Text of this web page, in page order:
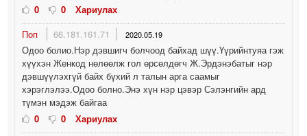
0
0
Хариулах
Поп
66.181.161.71 2020.05.19
Одоо болио.Нэр дэвшигч болчоод байхад шүү.Үүрийнтуяа гэж
хүүхэн Женкод нөлөөлж гол өрсөлдөгч Ж.Эрдэнэбатыг нэр
дэвшүүлэхгүй байх бүхий л талын арга саамыг
хэрэглэлээ.Одоо болно.Энэ хүн нэр цэвэр Сэлэнгийн ард
түмэн мэдэж байгаа
0
0
Хариулах